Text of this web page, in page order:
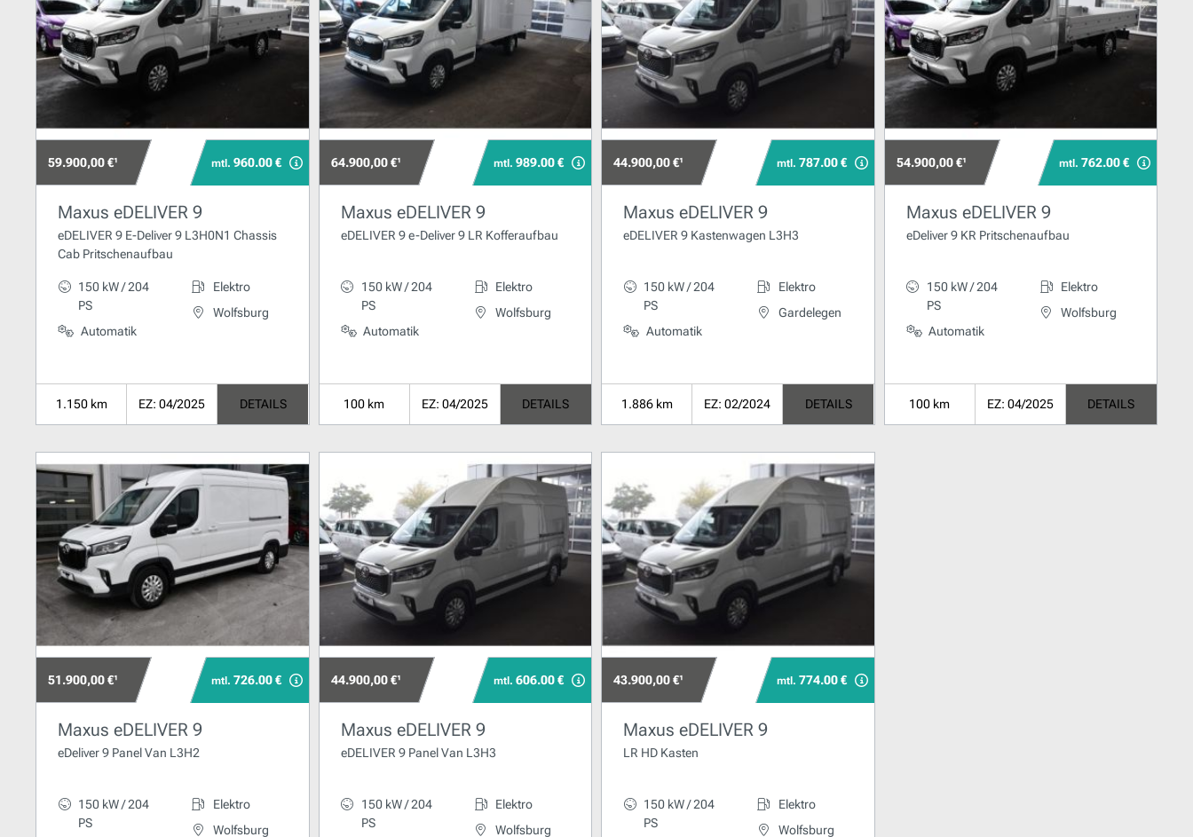
59.900,00 €¹ mtl. 960.00 €
Maxus eDELIVER 9
eDELIVER 9 E-Deliver 9 L3H0N1 Chassis
Cab Pritschenaufbau
150 kW / 204
PS
Automatik
Elektro
Wolfsburg
1.150 km EZ: 04/2025 DETAILS
64.900,00 €¹ mtl. 989.00 €
Maxus eDELIVER 9
eDELIVER 9 e-Deliver 9 LR Kofferaufbau
150 kW / 204
PS
Automatik
Elektro
Wolfsburg
100 km EZ: 04/2025 DETAILS
44.900,00 €¹ mtl. 787.00 €
Maxus eDELIVER 9
eDELIVER 9 Kastenwagen L3H3
150 kW / 204
PS
Automatik
Elektro
Gardelegen
1.886 km EZ: 02/2024 DETAILS
54.900,00 €¹ mtl. 762.00 €
Maxus eDELIVER 9
eDeliver 9 KR Pritschenaufbau
150 kW / 204
PS
Automatik
Elektro
Wolfsburg
100 km EZ: 04/2025 DETAILS
51.900,00 €¹ mtl. 726.00 €
Maxus eDELIVER 9
eDeliver 9 Panel Van L3H2
150 kW / 204
PS
Elektro
Wolfsburg
44.900,00 €¹ mtl. 606.00 €
Maxus eDELIVER 9
eDELIVER 9 Panel Van L3H3
150 kW / 204
PS
Elektro
Wolfsburg
43.900,00 €¹ mtl. 774.00 €
Maxus eDELIVER 9
LR HD Kasten
150 kW / 204
PS
Elektro
Wolfsburg